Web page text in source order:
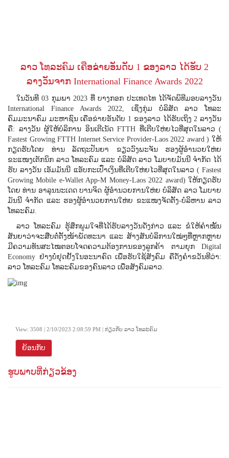
ລາວ ໂທລະຄົມ ເຄືອຂ່າຍອັນດັບ 1 ຂອງລາວ ໄດ້ຮັບ 2
ລາງວັນຈາກ International Finance Awards 2022
​ໃນວັນທີ 03 ກຸມພາ 2023 ທີ່ ບາງກອກ ປະເທດໄທ ໄດ້ຈັດພິທີມອບລາງວັນ
International Finance Awards 2022, ເຊິ່ງກຸ່ມ ບໍລິສັດ ລາວ ໂທລະ
ຄົມມະນາຄົມ ມະຫາຊົນ ເຄືອຂ່າຍອັນດັບ 1 ຂອງລາວ ໄດ້ຮັບເຖິງ 2 ລາງວັນ
ຄື: ລາງວັນ ຜູ້ໃຫ້ບໍລິການ ອິນເຕີເນັດ FTTH ທີ່ເຕີບໃຫ່ຍໄວທີ່ສຸດໃນລາວ (
Fastest Growing FTTH Internet Service Provider-Laos 2022 award ) ໃຫ້
ກຽດຮັບໂດຍ ທ່ານ ລັດຖະປັນຍາ ຂຽວວົງພະຈັນ ຮອງຜູ້ອຳນວຍໃຫ່ຍ
ຂະແໜງເຕັກນິກ ລາວ ໂທລະຄົມ ແລະ ບໍລິສັດ ລາວ ໂມບາຍມັນນີ ຈຳກັດ ໄດ້
ຮັບ ລາງວັນ ເອັມມັນນີ ແອັບກະເປົ໋າເງິນທີ່ເຕີບໃຫ່ຍໄວທີ່ສຸດໃນລາວ ( Fastest
Growing Mobile e-Wallet App-M Money-Laos 2022 award) ໃຫ້ກຽດຮັບ
ໂດຍ ທ່ານ ອາລຸນນະເດດ ບານຈິດ ຜູ້ອຳນວຍການໃຫ່ຍ ບໍລິສັດ ລາວ ໂມບາຍ
ມັນນີ ຈຳກັດ ແລະ ຮອງຜູ້ອຳນວຍການໃຫ່ຍ ຂະແໜງຈັດຕັ້ງ-ບໍລິຫານ ລາວ
ໂທລະຄົມ.
ລາວ ໂທລະຄົມ ຮູ້ສຶກພູມໃຈທີ່ໄດ້ຮັບລາງວັນດັ່ງກ່າວ ແລະ ຂໍໃຫ້ຄຳໝັ້ນ
ສັນຍາວ່າຈະສືບຕໍ່ຕັ້ງໜ້າພັດທະນາ ແລະ ສ້າງສັນບໍລິການໃໝ່ໆທີ່ຫຼາກຫຼາຍ
ມີຄວາມທັນສະໄໝຕອບໂຈດຄວາມຕ້ອງການຂອງລູກຄ້າ ຕາມຍຸກ Digital
Economy ຢ່າງບໍ່ຢຸດຢັ້ງໃນອະນາຄົດ ເພື່ອຮັບໃຊ້ສັງຄົມ ຄືດັ່ງຄຳຂວັນທີວ່າ:
ລາວ ໂທລະຄົມ ໂທລະຄົມຂອງຄົນລາວ ເພື່ອສັງຄົມລາວ.
View: 3508 | 2/10/2023 2:08:59 PM | ກ່ຽວກັບ ລາວ ໂທລະຄົມ
ຍ້ອນກັບ
ຮູບພາບທີ່ກ່ຽວຂ້ອງ